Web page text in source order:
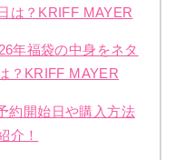
は？KRIFF MAYER
年福袋の中身をネタ
？KRIFF MAYER
約開始日や購入方法
介！